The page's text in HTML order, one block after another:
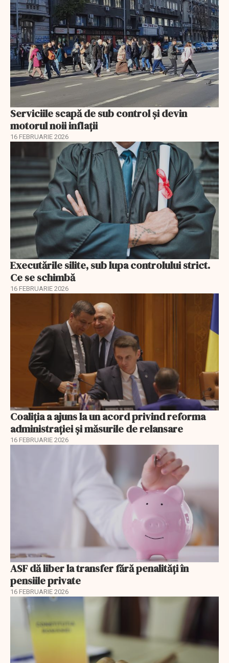
Serviciile scapă de sub control și devin
motorul noii inflații
16 FEBRUARIE 2026
Executările silite, sub lupa controlului strict.
Ce se schimbă
16 FEBRUARIE 2026
Coaliția a ajuns la un acord privind reforma
administrației și măsurile de relansare
16 FEBRUARIE 2026
ASF dă liber la transfer fără penalități în
pensiile private
16 FEBRUARIE 2026